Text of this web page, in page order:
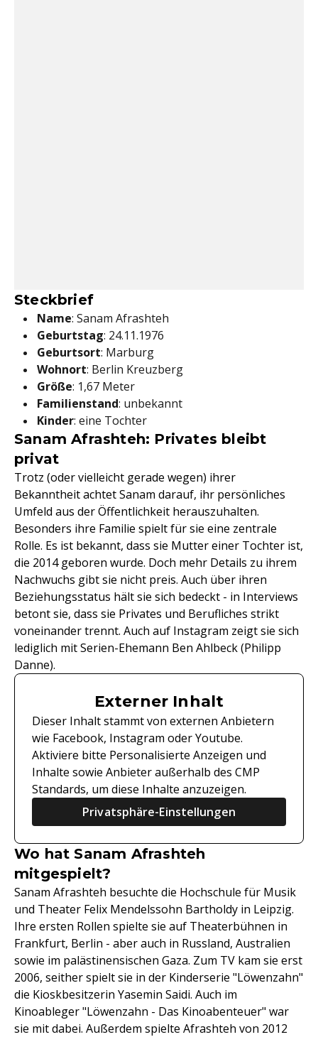
Steckbrief
Name: Sanam Afrashteh
Geburtstag: 24.11.1976
Geburtsort: Marburg
Wohnort: Berlin Kreuzberg
Größe: 1,67 Meter
Familienstand: unbekannt
Kinder: eine Tochter
Sanam Afrashteh: Privates bleibt
privat
Trotz (oder vielleicht gerade wegen) ihrer
Bekanntheit achtet Sanam darauf, ihr persönliches
Umfeld aus der Öffentlichkeit herauszuhalten.
Besonders ihre Familie spielt für sie eine zentrale
Rolle. Es ist bekannt, dass sie Mutter einer Tochter ist,
die 2014 geboren wurde. Doch mehr Details zu ihrem
Nachwuchs gibt sie nicht preis. Auch über ihren
Beziehungsstatus hält sie sich bedeckt - in Interviews
betont sie, dass sie Privates und Berufliches strikt
voneinander trennt. Auch auf Instagram zeigt sie sich
lediglich mit Serien-Ehemann Ben Ahlbeck (Philipp
Danne).
Externer Inhalt
Dieser Inhalt stammt von externen Anbietern
wie Facebook, Instagram oder Youtube.
Aktiviere bitte Personalisierte Anzeigen und
Inhalte sowie Anbieter außerhalb des CMP
Standards, um diese Inhalte anzuzeigen.
Privatsphäre-Einstellungen
Wo hat Sanam Afrashteh
mitgespielt?
Sanam Afrashteh besuchte die Hochschule für Musik
und Theater Felix Mendelssohn Bartholdy in Leipzig.
Ihre ersten Rollen spielte sie auf Theaterbühnen in
Frankfurt, Berlin - aber auch in Russland, Australien
sowie im palästinensischen Gaza. Zum TV kam sie erst
2006, seither spielt sie in der Kinderserie "Löwenzahn"
die Kioskbesitzerin Yasemin Saidi. Auch im
Kinoableger "Löwenzahn - Das Kinoabenteuer" war
sie mit dabei. Außerdem spielte Afrashteh von 2012